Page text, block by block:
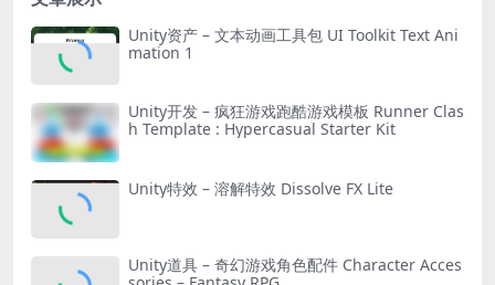
Unity资产 – 文本动画工具包 UI Toolkit Text Ani
mation 1
Unity开发 – 疯狂游戏跑酷游戏模板 Runner Clas
h Template : Hypercasual Starter Kit
Unity特效 – 溶解特效 Dissolve FX Lite
Unity道具 – 奇幻游戏角色配件 Character Acces